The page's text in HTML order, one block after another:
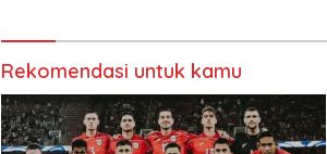
Rekomendasi untuk kamu